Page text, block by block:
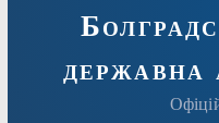
державна